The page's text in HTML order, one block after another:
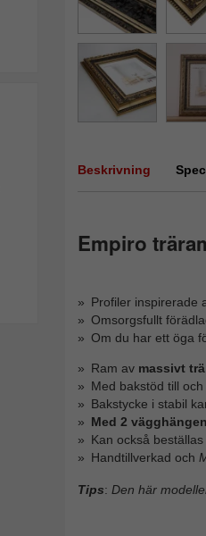
Beskrivning
Empiro
Profiler inspirerade
Omsorgsfullt
Om du har ett öga
Ram av massivt trä
Med bakstöd till
Bakstycke i stabil
Med 2 vägghängen
Kan också
Handtillverkad och
Tips: Den här